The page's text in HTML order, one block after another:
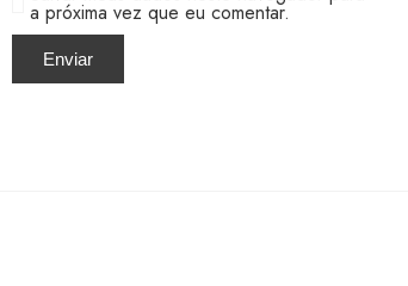
a próxima vez que eu comentar.